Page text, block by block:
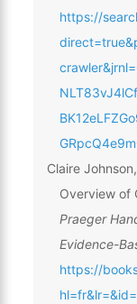
https://
Claire
Overview of
Praeger
Evidence-
https://